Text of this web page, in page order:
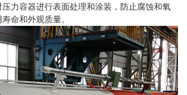
力容器进行表面处理和涂装，防止腐蚀和氧
命和外观质量。